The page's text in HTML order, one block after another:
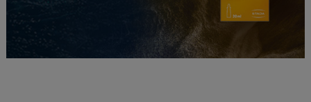
Hierüber lassen sich
Informationen über die Art und Weise der Nutzung
unserer Website sammeln, mit deren Hilfe wir unsere